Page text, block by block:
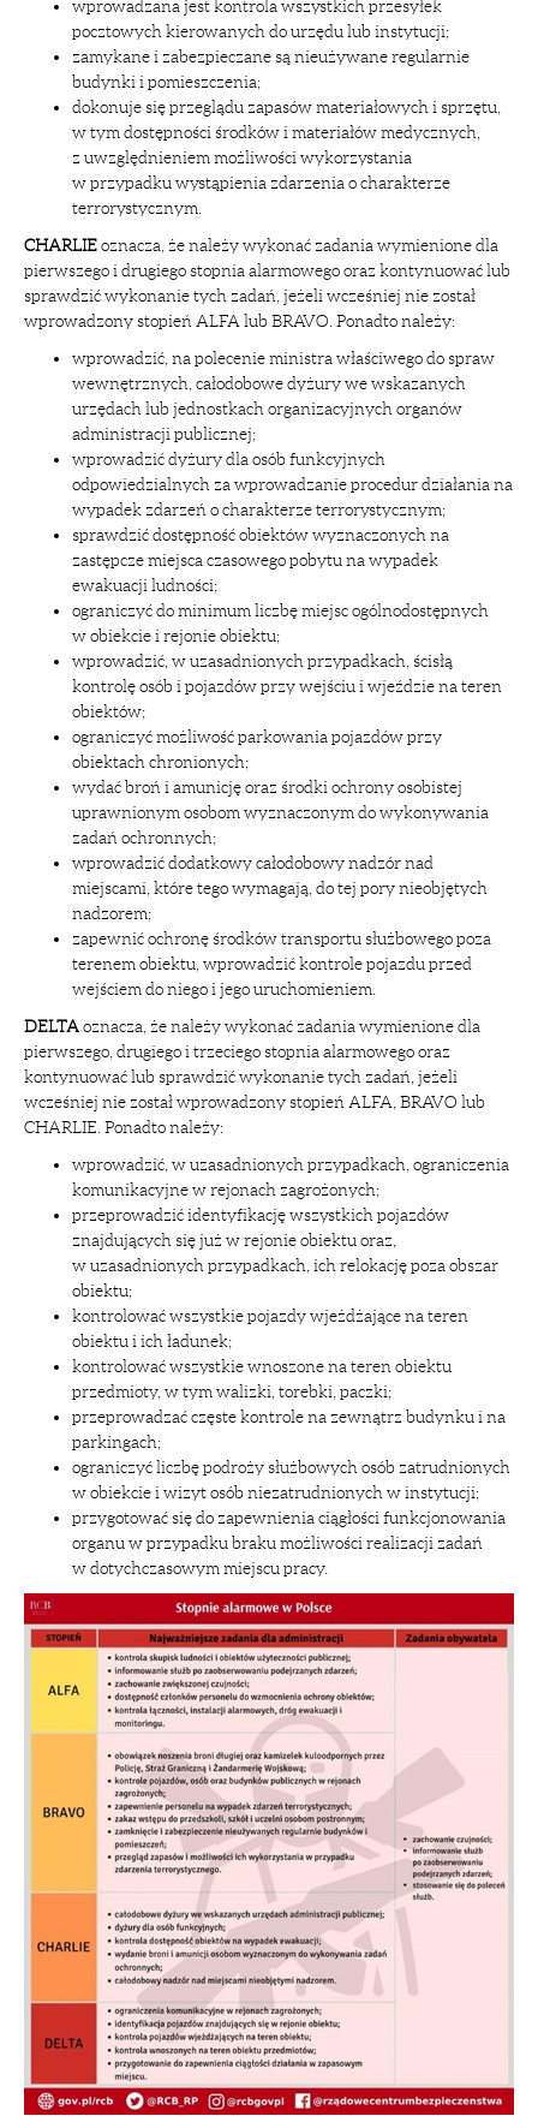
wprowadzana jest kontrola wszystkich przesyłek
pocztowych kierowanych do urzędu lub instytucji;
zamykane i zabezpieczane są nieużywane regularnie
budynki i pomieszczenia;
dokonuje się przeglądu zapasów materiałowych i sprzętu,
w tym dostępności środków i materiałów medycznych,
z uwzględnieniem możliwości wykorzystania
w przypadku wystąpienia zdarzenia o charakterze
terrorystycznym.
CHARLIEoznacza, że należy wykonać zadania wymienione dla
pierwszego i drugiego stopnia alarmowego oraz kontynuować lub
sprawdzić wykonanie tych zadań, jeżeli wcześniej nie został
wprowadzony stopień ALFA lub BRAVO. Ponadto należy:
wprowadzić, na polecenie ministra właściwego do spraw
wewnętrznych, całodobowe dyżury we wskazanych
urzędach lub jednostkach organizacyjnych organów
administracji publicznej;
wprowadzić dyżury dla osób funkcyjnych
odpowiedzialnych za wprowadzanie procedur działania na
wypadek zdarzeń o charakterze terrorystycznym;
sprawdzić dostępność obiektów wyznaczonych na
zastępcze miejsca czasowego pobytu na wypadek
ewakuacji ludności;
ograniczyć do minimum liczbę miejsc ogólnodostępnych
w obiekcie i rejonie obiektu;
wprowadzić, w uzasadnionych przypadkach, ścisłą
kontrolę osób i pojazdów przy wejściu i wjeździe na teren
obiektów;
ograniczyć możliwość parkowania pojazdów przy
obiektach chronionych;
wydać broń i amunicję oraz środki ochrony osobistej
uprawnionym osobom wyznaczonym do wykonywania
zadań ochronnych;
wprowadzić dodatkowy całodobowy nadzór nad
miejscami, które tego wymagają, do tej pory nieobjętych
nadzorem;
zapewnić ochronę środków transportu służbowego poza
terenem obiektu, wprowadzić kontrole pojazdu przed
wejściem do niego i jego uruchomieniem.
DELTAoznacza, że należy wykonać zadania wymienione dla
pierwszego, drugiego i trzeciego stopnia alarmowego oraz
kontynuować lub sprawdzić wykonanie tych zadań, jeżeli
wcześniej nie został wprowadzony stopień ALFA, BRAVO lub
CHARLIE. Ponadto należy:
wprowadzić, w uzasadnionych przypadkach, ograniczenia
komunikacyjne w rejonach zagrożonych;
przeprowadzić identyfikację wszystkich pojazdów
znajdujących się już w rejonie obiektu oraz,
w uzasadnionych przypadkach, ich relokację poza obszar
obiektu;
kontrolować wszystkie pojazdy wjeżdżające na teren
obiektu i ich ładunek;
kontrolować wszystkie wnoszone na teren obiektu
przedmioty, w tym walizki, torebki, paczki;
przeprowadzać częste kontrole na zewnątrz budynku i na
parkingach;
ograniczyć liczbę podroży służbowych osób zatrudnionych
w obiekcie i wizyt osób niezatrudnionych w instytucji;
przygotować się do zapewnienia ciągłości funkcjonowania
organu w przypadku braku możliwości realizacji zadań
w dotychczasowym miejscu pracy.